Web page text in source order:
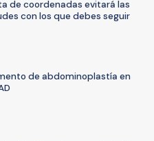
de coordenadas evitará las
con los que debes seguir
de abdominoplastía en